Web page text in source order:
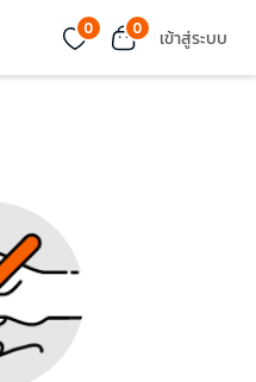
0 0 เข้าสู่ระบบ